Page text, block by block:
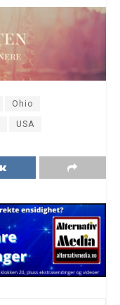
Ohio
USA